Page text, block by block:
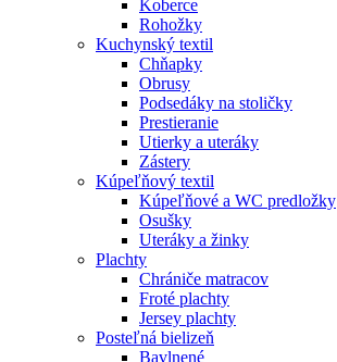
Koberce
Rohožky
Kuchynský textil
Chňapky
Obrusy
Podsedáky na stoličky
Prestieranie
Utierky a uteráky
Zástery
Kúpeľňový textil
Kúpeľňové a WC predložky
Osušky
Uteráky a žinky
Plachty
Chrániče matracov
Froté plachty
Jersey plachty
Posteľná bielizeň
Bavlnené